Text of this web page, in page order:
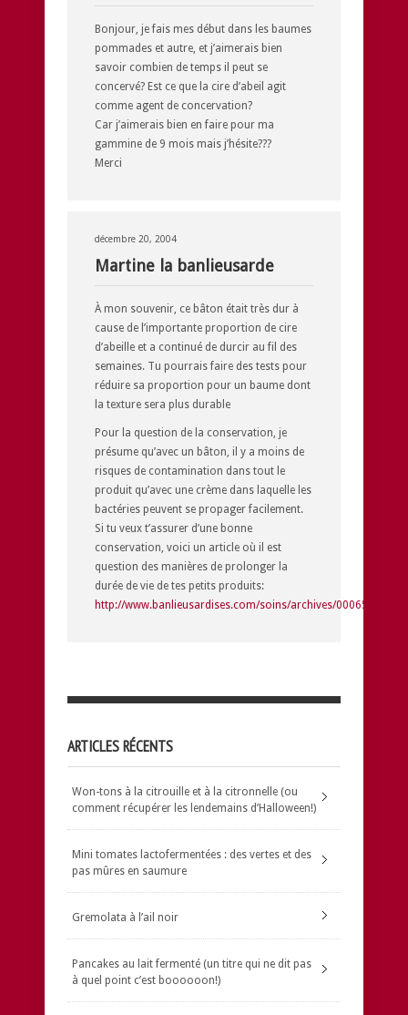
Bonjour, je fais mes début dans les baumes
pommades et autre, et j’aimerais bien
savoir combien de temps il peut se
concervé? Est ce que la cire d’abeil agit
comme agent de concervation?
Car j’aimerais bien en faire pour ma
gammine de 9 mois mais j’hésite???
Merci
décembre 20, 2004
Martine la banlieusarde
À mon souvenir, ce bâton était très dur à
cause de l’importante proportion de cire
d’abeille et a continué de durcir au fil des
semaines. Tu pourrais faire des tests pour
réduire sa proportion pour un baume dont
la texture sera plus durable
Pour la question de la conservation, je
présume qu’avec un bâton, il y a moins de
risques de contamination dans tout le
produit qu’avec une crème dans laquelle les
bactéries peuvent se propager facilement.
Si tu veux t’assurer d’une bonne
conservation, voici un article où il est
question des manières de prolonger la
durée de vie de tes petits produits:
http://www.banlieusardises.com/soins/archives/000653.html
ARTICLES RÉCENTS
Won-tons à la citrouille et à la citronnelle (ou
comment récupérer les lendemains d’Halloween!)
Mini tomates lactofermentées : des vertes et des
pas mûres en saumure
Gremolata à l’ail noir
Pancakes au lait fermenté (un titre qui ne dit pas
à quel point c’est boooooon!)